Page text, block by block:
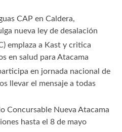
CAP en Caldera,
nueva ley de desalación
emplaza a Kast y critica
en salud para Atacama
en jornada nacional de
llevar el mensaje a todas
Concursable Nueva Atacama
hasta el 8 de mayo